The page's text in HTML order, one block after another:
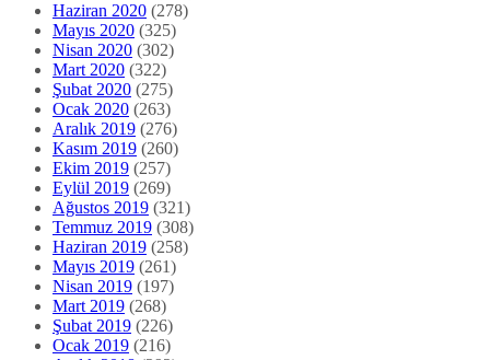
Haziran 2020 (278)
Mayıs 2020 (325)
Nisan 2020 (302)
Mart 2020 (322)
Şubat 2020 (275)
Ocak 2020 (263)
Aralık 2019 (276)
Kasım 2019 (260)
Ekim 2019 (257)
Eylül 2019 (269)
Ağustos 2019 (321)
Temmuz 2019 (308)
Haziran 2019 (258)
Mayıs 2019 (261)
Nisan 2019 (197)
Mart 2019 (268)
Şubat 2019 (226)
Ocak 2019 (216)